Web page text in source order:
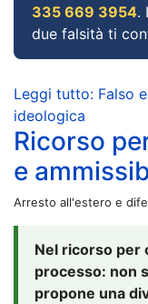
335 669 3954.
due falsità ti
Leggi tutto: Falso
ideologica
Ricorso
e
Arresto all'estero e
Nel ricorso per
processo: non
propone una